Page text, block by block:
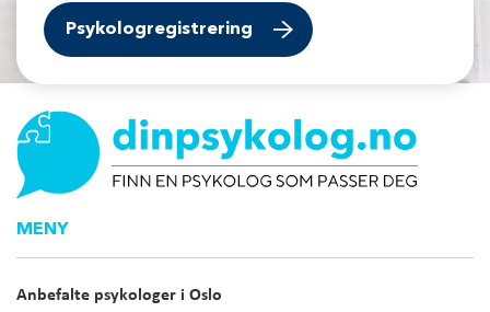
Psykologregistrering
MENY
Anbefalte psykologer i Oslo